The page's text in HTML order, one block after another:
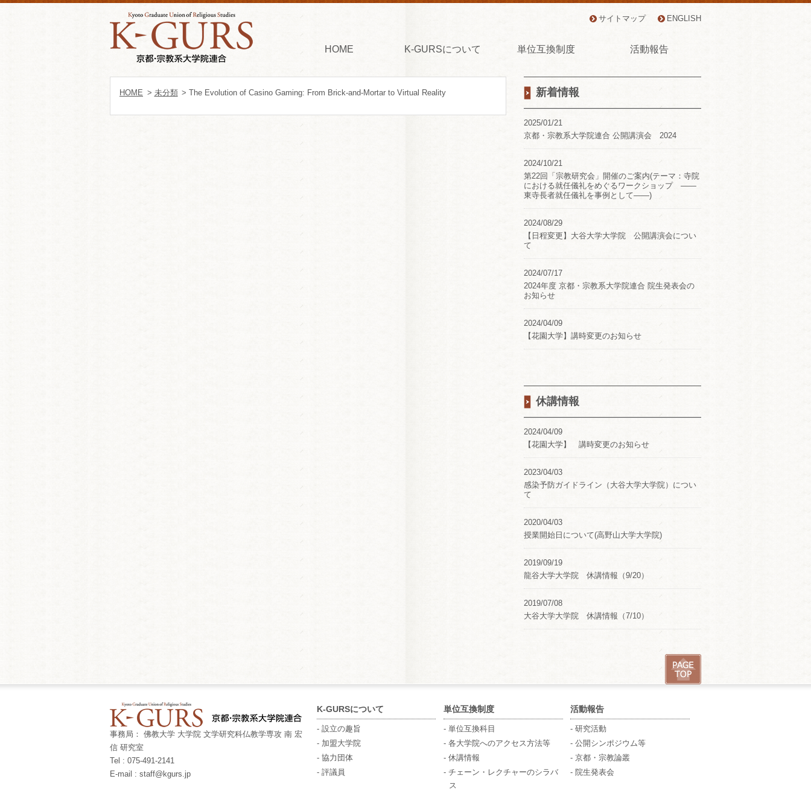
サイトマップ ENGLISH
HOME K-GURSについて 単位互換制度 活動報告
新着情報
2025/01/21
京都・宗教系大学院連合 公開講演会 2024
2024/10/21
第22回「宗教研究会」開催のご案内(テーマ：寺院
における就任儀礼をめぐるワークショップ ――
東寺長者就任儀礼を事例として――)
2024/08/29
【日程変更】大谷大学大学院 公開講演会につい
て
2024/07/17
2024年度 京都・宗教系大学院連合 院生発表会の
お知らせ
2024/04/09
【花園大学】講時変更のお知らせ
休講情報
2024/04/09
【花園大学】 講時変更のお知らせ
2023/04/03
感染予防ガイドライン（大谷大学大学院）につい
て
2020/04/03
授業開始日について(高野山大学大学院)
2019/09/19
龍谷大学大学院 休講情報（9/20）
2019/07/08
大谷大学大学院 休講情報（7/10）
HOME > 未分類 > The Evolution of Casino Gaming: From Brick-and-Mortar to Virtual Reality
事務局： 佛教大学 大学院 文学研究科仏教学専攻 南 宏
信 研究室
Tel : 075-491-2141
E-mail : staff@kgurs.jp
K-GURSについて
- 設立の趣旨
- 加盟大学院
- 協力団体
- 評議員
単位互換制度
- 単位互換科目
- 各大学院へのアクセス方法等
- 休講情報
- チェーン・レクチャーのシラバ
ス
活動報告
- 研究活動
- 公開シンポジウム等
- 京都・宗教論叢
- 院生発表会